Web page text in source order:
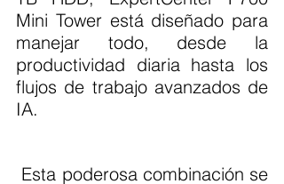
Mini Tower está diseñado para
manejar todo, desde la
productividad diaria hasta los
flujos de trabajo avanzados de
IA.